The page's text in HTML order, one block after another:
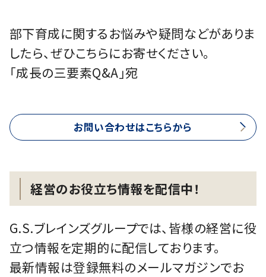
部下育成に関するお悩みや疑問などがありま
したら、ぜひこちらにお寄せください。
「成長の三要素Q&A」宛
お問い合わせはこちらから
経営のお役立ち情報を配信中！
G.S.ブレインズグループでは、皆様の経営に役
立つ情報を定期的に配信しております。
最新情報は登録無料のメールマガジンでお